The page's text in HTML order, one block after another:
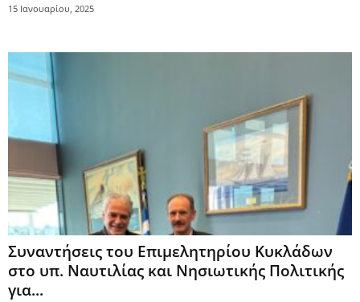
15 Ιανουαρίου, 2025
Συναντήσεις του Επιμελητηρίου Κυκλάδων
στο υπ. Ναυτιλίας και Νησιωτικής Πολιτικής
για...